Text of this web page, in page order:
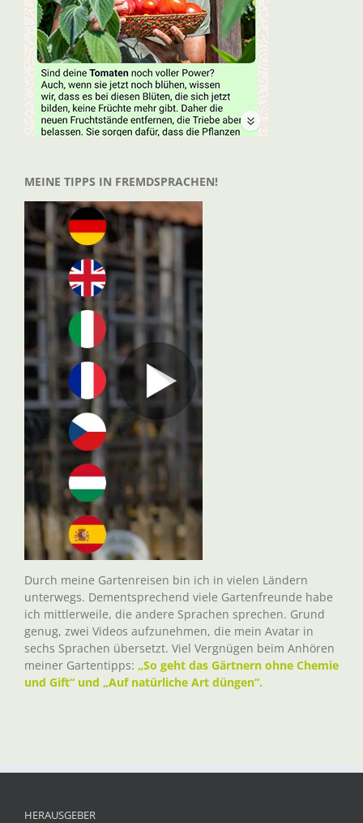
MEINE TIPPS IN FREMDSPRACHEN!
Durch meine Gartenreisen bin ich in vielen Ländern
unterwegs. Dementsprechend viele Gartenfreunde habe
ich mittlerweile, die andere Sprachen sprechen. Grund
genug, zwei Videos aufzunehmen, die mein Avatar in
sechs Sprachen übersetzt. Viel Vergnügen beim Anhören
meiner Gartentipps: „So geht das Gärtnern ohne Chemie
und Gift“ und „Auf natürliche Art düngen“.
HERAUSGEBER